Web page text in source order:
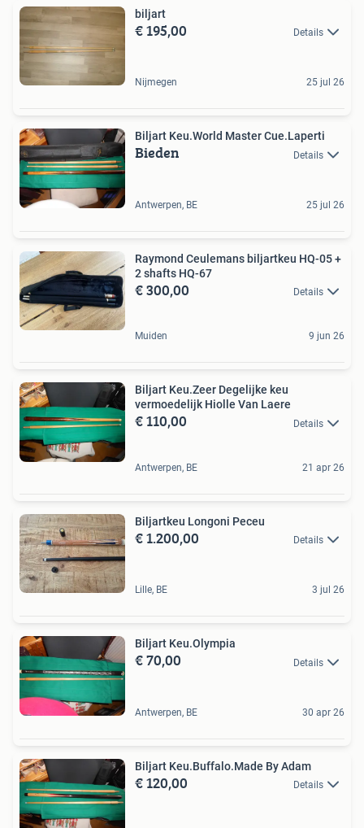
biljart
€ 195,00 Details
Nijmegen 25 jul 26
Biljart Keu.World Master Cue.Laperti
Bieden Details
Antwerpen, BE 25 jul 26
Raymond Ceulemans biljartkeu HQ-05 +
2 shafts HQ-67
€ 300,00 Details
Muiden 9 jun 26
Biljart Keu.Zeer Degelijke keu
vermoedelijk Hiolle Van Laere
€ 110,00 Details
Antwerpen, BE 21 apr 26
Biljartkeu Longoni Peceu
€ 1.200,00 Details
Lille, BE 3 jul 26
Biljart Keu.Olympia
€ 70,00 Details
Antwerpen, BE 30 apr 26
Biljart Keu.Buffalo.Made By Adam
€ 120,00 Details